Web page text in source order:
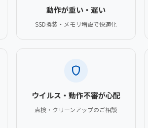
動作が重い・遅い
SSD換装・メモリ増設で快適化
shield
ウイルス・動作不審が心配
点検・クリーンアップのご相談